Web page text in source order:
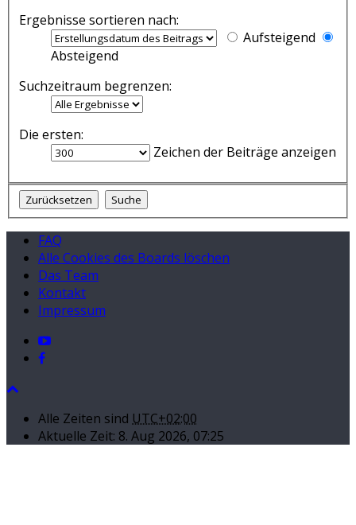
Ergebnisse sortieren nach:
Aufsteigend
Absteigend
Suchzeitraum begrenzen:
Die ersten:
Zeichen der Beiträge anzeigen
FAQ
Alle Cookies des Boards löschen
Das Team
Kontakt
Impressum
Alle Zeiten sind UTC+02:00
Aktuelle Zeit: 8. Aug 2026, 07:25